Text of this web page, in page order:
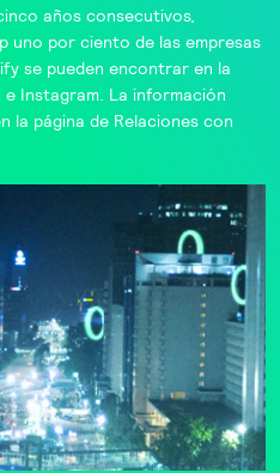
años consecutivos,
uno por ciento de las empresas
se pueden encontrar en la
e Instagram. La información
la página de Relaciones con